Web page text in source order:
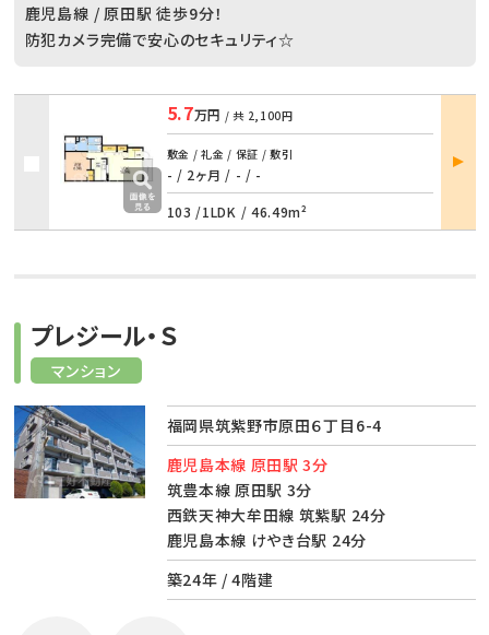
鹿児島線 / 原田駅 徒歩9分！
防犯カメラ完備で安心のセキュリティ☆
5.7万円 / 共 2,100円
敷金 / 礼金 / 保証 / 敷引
- / 2ヶ月 / - / -
103 /1LDK / 46.49m²
部屋
詳細
マンション
プレジール・Ｓ
福岡県筑紫野市原田６丁目6-4
鹿児島本線 原田駅 3分
筑豊本線 原田駅 3分
西鉄天神大牟田線 筑紫駅 24分
鹿児島本線 けやき台駅 24分
築24年 / 4階建